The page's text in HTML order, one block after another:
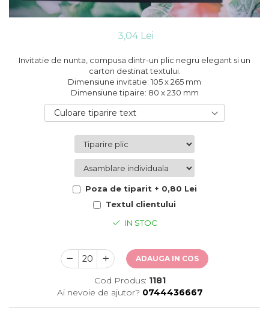
Pungi si cutii prajituri
Sticle si borcane
Cutii flori de hartie
Cutii flori de sapun
Aranjamente tematice
2020 Craciun si Anul Nou
2021 Crăciun
Toamna și Halloween
3,04 Lei
Invitatie de nunta, compusa dintr-un plic negru elegant si un
carton destinat textului.
Dimensiune invitatie: 105 x 265 mm
Dimensiune tipaire: 80 x 230 mm
Culoare tiparire text
Poza de tiparit + 0,80 Lei
Textul clientului
IN STOC
ADAUGA IN COS
Cod Produs: 1181
Ai nevoie de ajutor? 0744436667